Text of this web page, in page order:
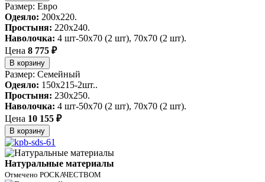
Размер: Евро
Одеяло: 200х220.
Простыня: 220х240.
Наволочка: 4 шт-50х70 (2 шт), 70х70 (2 шт).
Цена 8 775 ₽
В корзину
Размер: Семейный
Одеяло: 150х215-2шт..
Простыня: 230х250.
Наволочка: 4 шт-50х70 (2 шт), 70х70 (2 шт).
Цена 10 155 ₽
В корзину
Натуральные материалы
Отмечено РОСКАЧЕСТВОМ